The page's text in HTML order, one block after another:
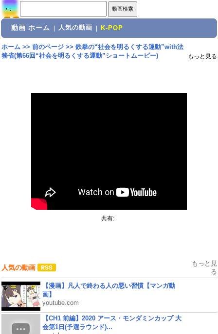
動画 ホーム 人気の動画 K-POP
ホーム>> 前のページ>> 鉄拳の“社会を明るくする運動”with法
務省(第66回“社会を明るくする運動”ショートムービー)
もっと見る
共有:
人気の動画
もっと見
る
【漫画】凡人で終わる人の悪い習慣【マンガ動
画】
youtube.com
【CH1 前編】2020 アース・モンダミンカップ 大
会第1日(予選ラウンド)...